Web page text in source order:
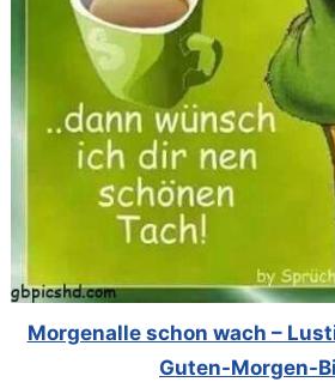
Morgenalle schon wach –
Guten-Morgen-